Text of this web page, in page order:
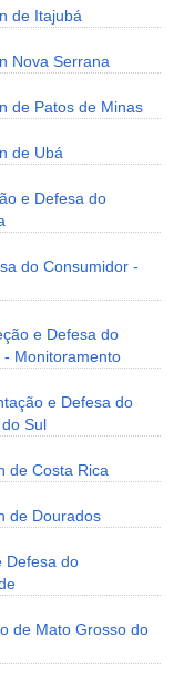
de Itajubá
Nova Serrana
de Patos de Minas
de Ubá
e Defesa do
do Consumidor -
e Defesa do
Monitoramento
e Defesa do
Sul
de Costa Rica
de Dourados
Defesa do
de Mato Grosso do